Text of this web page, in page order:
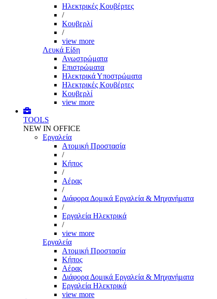
Ηλεκτρικές Κουβέρτες
/
Κουβερλί
/
view more
Λευκά Είδη
Ανωστρώματα
Επιστρώματα
Ηλεκτρικά Υποστρώματα
Ηλεκτρικές Κουβέρτες
Κουβερλί
view more
TOOLS
NEW IN OFFICE
Εργαλεία
Aτομική Προστασία
/
Kήπος
/
Αέρας
/
Διάφορα Δομικά Εργαλεία & Μηχανήματα
/
Εργαλεία Ηλεκτρικά
/
view more
Εργαλεία
Aτομική Προστασία
Kήπος
Αέρας
Διάφορα Δομικά Εργαλεία & Μηχανήματα
Εργαλεία Ηλεκτρικά
view more